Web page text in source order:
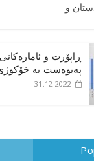
و
پەیوەست بە
31.12.2022